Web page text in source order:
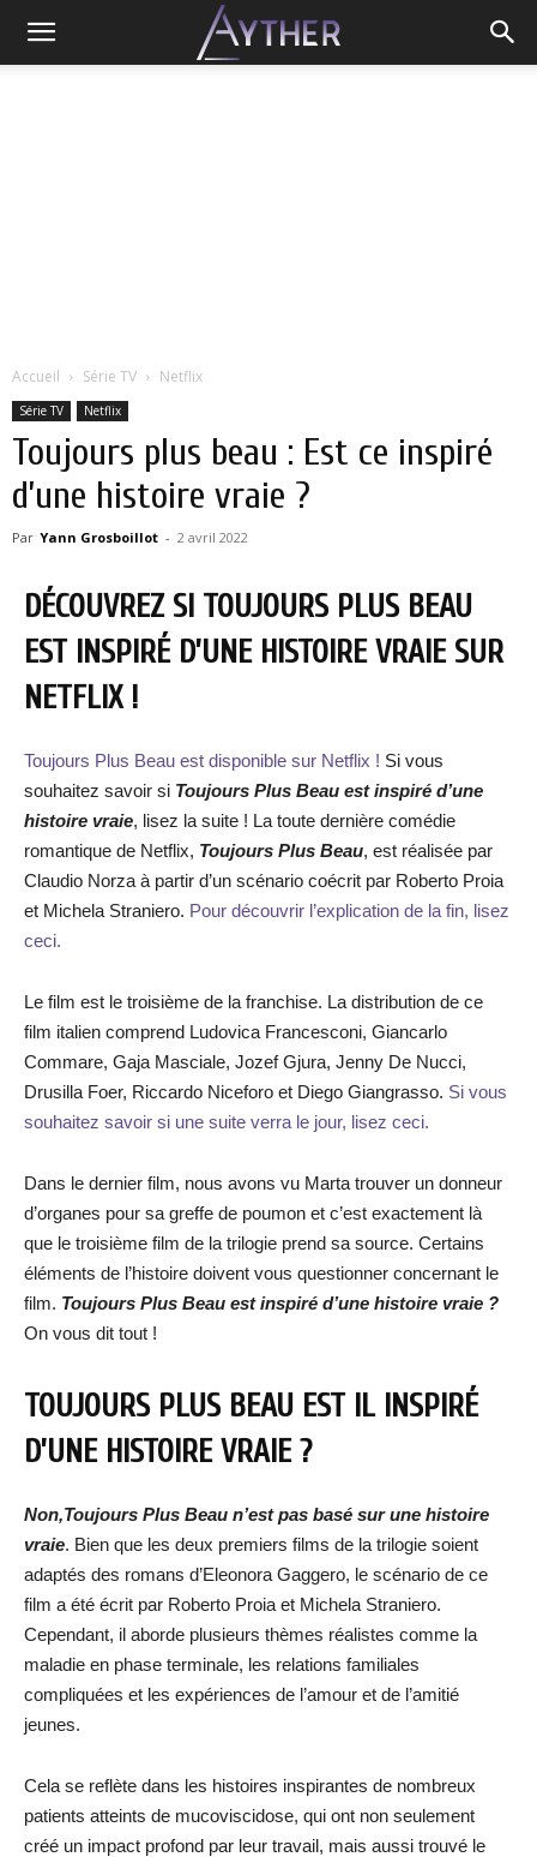
Accueil Série TV Netflix
Série TV Netflix
Toujours plus beau : Est ce inspiré
d’une histoire vraie ?
Par Yann Grosboillot - 2 avril 2022
DÉCOUVREZ SI TOUJOURS PLUS BEAU
EST INSPIRÉ D’UNE HISTOIRE VRAIE SUR
NETFLIX !
Toujours Plus Beau est disponible sur Netflix ! Si vous
souhaitez savoir si Toujours Plus Beau est inspiré d’une
histoire vraie, lisez la suite ! La toute dernière comédie
romantique de Netflix, Toujours Plus Beau, est réalisée par
Claudio Norza à partir d’un scénario coécrit par Roberto Proia
et Michela Straniero. Pour découvrir l’explication de la fin, lisez
ceci.
Le film est le troisième de la franchise. La distribution de ce
film italien comprend Ludovica Francesconi, Giancarlo
Commare, Gaja Masciale, Jozef Gjura, Jenny De Nucci,
Drusilla Foer, Riccardo Niceforo et Diego Giangrasso. Si vous
souhaitez savoir si une suite verra le jour, lisez ceci.
Dans le dernier film, nous avons vu Marta trouver un donneur
d’organes pour sa greffe de poumon et c’est exactement là
que le troisième film de la trilogie prend sa source. Certains
éléments de l’histoire doivent vous questionner concernant le
film. Toujours Plus Beau est inspiré d’une histoire vraie ?
On vous dit tout !
TOUJOURS PLUS BEAU EST IL INSPIRÉ
D’UNE HISTOIRE VRAIE ?
Non,Toujours Plus Beau n’est pas basé sur une histoire
vraie. Bien que les deux premiers films de la trilogie soient
adaptés des romans d’Eleonora Gaggero, le scénario de ce
film a été écrit par Roberto Proia et Michela Straniero.
Cependant, il aborde plusieurs thèmes réalistes comme la
maladie en phase terminale, les relations familiales
compliquées et les expériences de l’amour et de l’amitié
jeunes.
Cela se reflète dans les histoires inspirantes de nombreux
patients atteints de mucoviscidose, qui ont non seulement
créé un impact profond par leur travail, mais aussi trouvé le